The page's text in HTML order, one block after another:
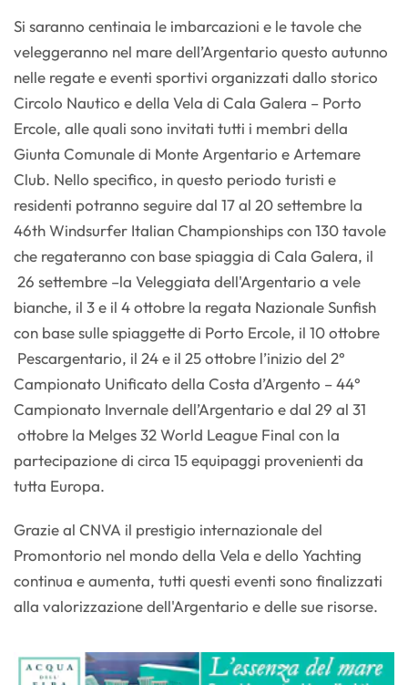
Si saranno centinaia le imbarcazioni e le tavole che
veleggeranno nel mare dell’Argentario questo autunno
nelle regate e eventi sportivi organizzati dallo storico
Circolo Nautico e della Vela di Cala Galera – Porto
Ercole, alle quali sono invitati tutti i membri della
Giunta Comunale di Monte Argentario e Artemare
Club. Nello specifico, in questo periodo turisti e
residenti potranno seguire dal 17 al 20 settembre la
46th Windsurfer Italian Championships con 130 tavole
che regateranno con base spiaggia di Cala Galera, il
26 settembre –la Veleggiata dell'Argentario a vele
bianche, il 3 e il 4 ottobre la regata Nazionale Sunfish
con base sulle spiaggette di Porto Ercole, il 10 ottobre
Pescargentario, il 24 e il 25 ottobre l’inizio del 2°
Campionato Unificato della Costa d’Argento – 44°
Campionato Invernale dell’Argentario e dal 29 al 31
ottobre la Melges 32 World League Final con la
partecipazione di circa 15 equipaggi provenienti da
tutta Europa.
Grazie al CNVA il prestigio internazionale del
Promontorio nel mondo della Vela e dello Yachting
continua e aumenta, tutti questi eventi sono finalizzati
alla valorizzazione dell'Argentario e delle sue risorse.